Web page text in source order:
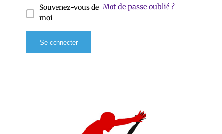
Souvenez-vous de
moi
Mot de passe oublié ?
Se connecter